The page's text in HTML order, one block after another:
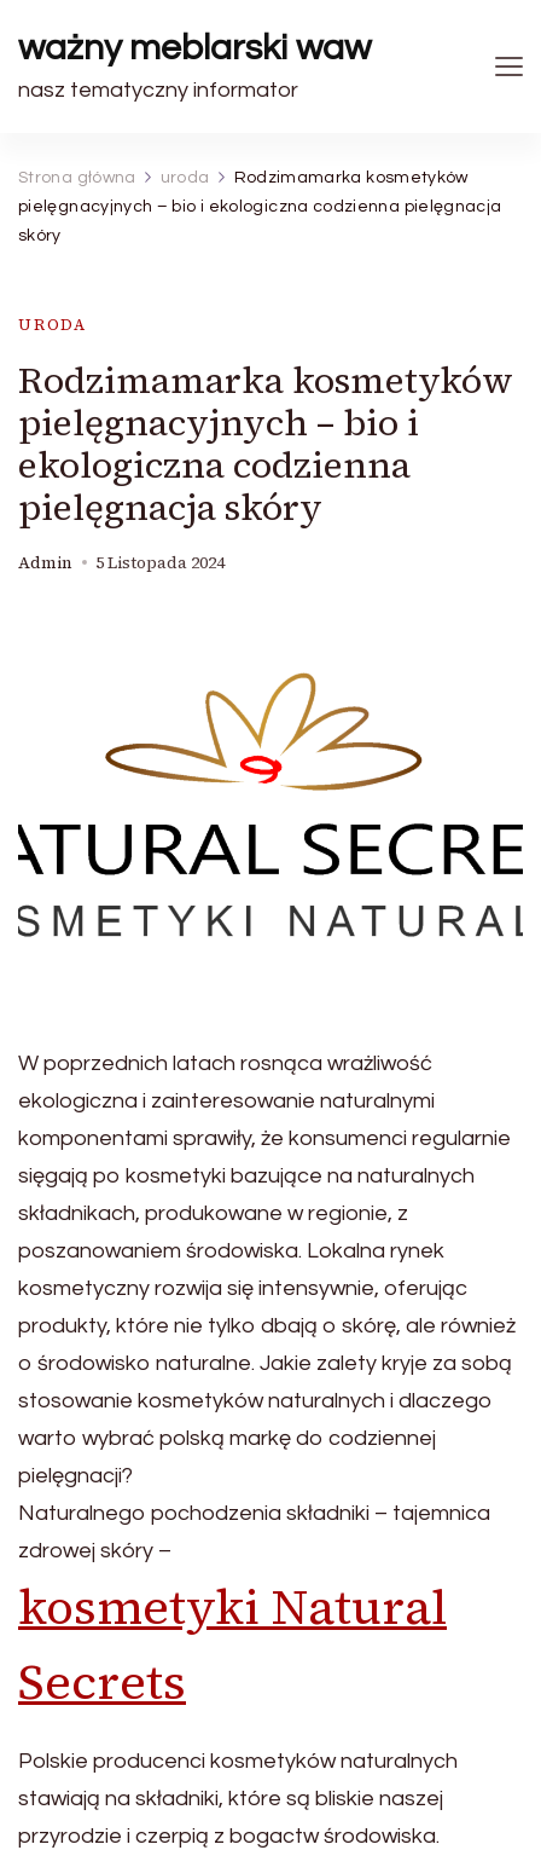
ważny meblarski waw
nasz tematyczny informator
Strona główna uroda
Rodzimamarka kosmetyków
pielęgnacyjnych – bio i ekologiczna codzienna pielęgnacja
skóry
URODA
Rodzimamarka kosmetyków
pielęgnacyjnych – bio i
ekologiczna codzienna
pielęgnacja skóry
Admin 5 Listopada 2024
W poprzednich latach rosnąca wrażliwość
ekologiczna i zainteresowanie naturalnymi
komponentami sprawiły, że konsumenci regularnie
sięgają po kosmetyki bazujące na naturalnych
składnikach, produkowane w regionie, z
poszanowaniem środowiska. Lokalna rynek
kosmetyczny rozwija się intensywnie, oferując
produkty, które nie tylko dbają o skórę, ale również
o środowisko naturalne. Jakie zalety kryje za sobą
stosowanie kosmetyków naturalnych i dlaczego
warto wybrać polską markę do codziennej
pielęgnacji?
Naturalnego pochodzenia składniki – tajemnica
zdrowej skóry –
kosmetyki Natural
Secrets
Polskie producenci kosmetyków naturalnych
stawiają na składniki, które są bliskie naszej
przyrodzie i czerpią z bogactw środowiska.